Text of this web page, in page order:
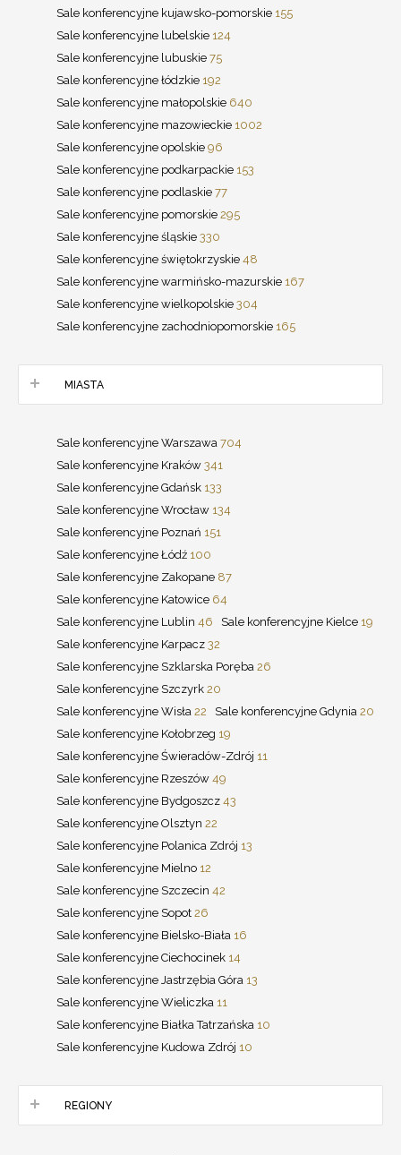
Sale konferencyjne kujawsko-pomorskie 155
Sale konferencyjne lubelskie 124
Sale konferencyjne lubuskie 75
Sale konferencyjne łódzkie 192
Sale konferencyjne małopolskie 640
Sale konferencyjne mazowieckie 1002
Sale konferencyjne opolskie 96
Sale konferencyjne podkarpackie 153
Sale konferencyjne podlaskie 77
Sale konferencyjne pomorskie 295
Sale konferencyjne śląskie 330
Sale konferencyjne świętokrzyskie 48
Sale konferencyjne warmińsko-mazurskie 167
Sale konferencyjne wielkopolskie 304
Sale konferencyjne zachodniopomorskie 165
MIASTA
Sale konferencyjne Warszawa 704
Sale konferencyjne Kraków 341
Sale konferencyjne Gdańsk 133
Sale konferencyjne Wrocław 134
Sale konferencyjne Poznań 151
Sale konferencyjne Łódź 100
Sale konferencyjne Zakopane 87
Sale konferencyjne Katowice 64
Sale konferencyjne Lublin 46 Sale konferencyjne Kielce 19
Sale konferencyjne Karpacz 32
Sale konferencyjne Szklarska Poręba 26
Sale konferencyjne Szczyrk 20
Sale konferencyjne Wisła 22 Sale konferencyjne Gdynia 20
Sale konferencyjne Kołobrzeg 19
Sale konferencyjne Świeradów-Zdrój 11
Sale konferencyjne Rzeszów 49
Sale konferencyjne Bydgoszcz 43
Sale konferencyjne Olsztyn 22
Sale konferencyjne Polanica Zdrój 13
Sale konferencyjne Mielno 12
Sale konferencyjne Szczecin 42
Sale konferencyjne Sopot 26
Sale konferencyjne Bielsko-Biała 16
Sale konferencyjne Ciechocinek 14
Sale konferencyjne Jastrzębia Góra 13
Sale konferencyjne Wieliczka 11
Sale konferencyjne Białka Tatrzańska 10
Sale konferencyjne Kudowa Zdrój 10
REGIONY